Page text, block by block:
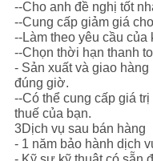
--Cho anh đề nghị tốt
--Cung cấp giảm giá
--Làm theo yêu cầu của
--Chọn thời hạn thanh
- Sản xuất và giao
đúng giờ.
--Có thể cung cấp giá
thuế của bạn.
3Dịch vụ sau bán hàng
- 1 năm bảo hành dịch